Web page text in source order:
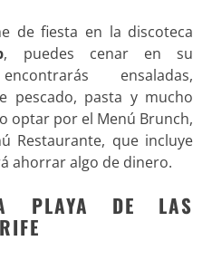
de fiesta en la discoteca
, puedes cenar en su
ensaladas,
pescado, pasta y mucho
optar por el Menú Brunch,
Restaurante, que incluye
ahorrar algo de dinero.
PLAYA DE LAS